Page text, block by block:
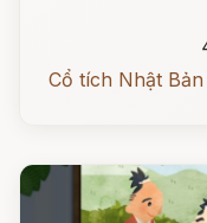
Cổ tích Nhật Bản